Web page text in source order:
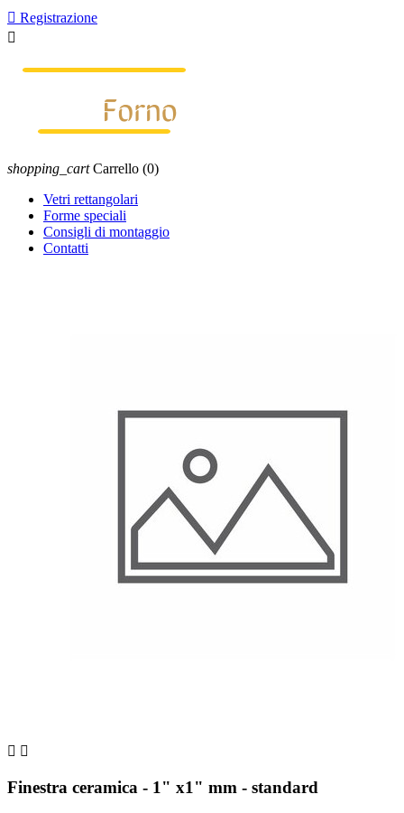
 Registrazione

shopping_cart Carrello (0)
Vetri rettangolari
Forme speciali
Consigli di montaggio
Contatti
 
Finestra ceramica - 1" x1" mm - standard